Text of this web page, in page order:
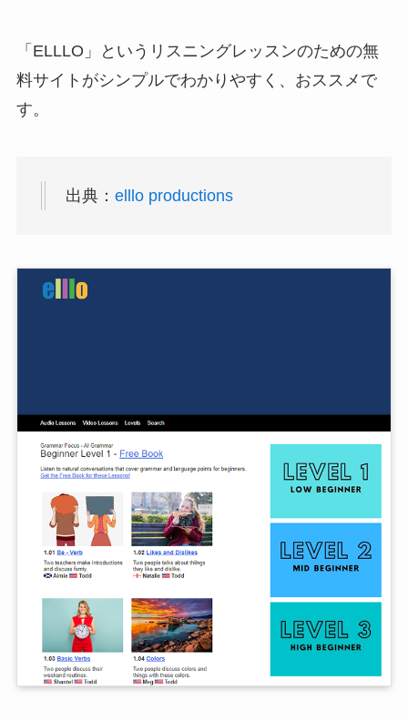
「ELLLO」というリスニングレッスンのための無
料サイトがシンプルでわかりやすく、おススメで
す。
出典： elllo productions